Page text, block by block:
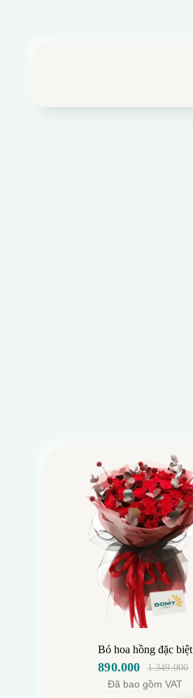
Bó hoa hồng đặc biệt
1.349.000
Giá
gốc
890.000
Giá
hiện
Đã bao gồm VAT